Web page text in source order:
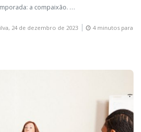
a compaixão. …
24 de dezembro de 2023
4 minutos para